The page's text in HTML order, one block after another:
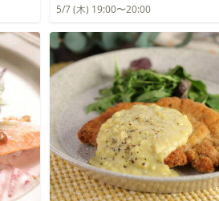
5/7 (木) 19:00〜20:00